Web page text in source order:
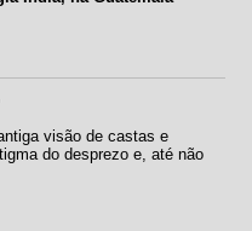
visão de castas e
do desprezo e, até não